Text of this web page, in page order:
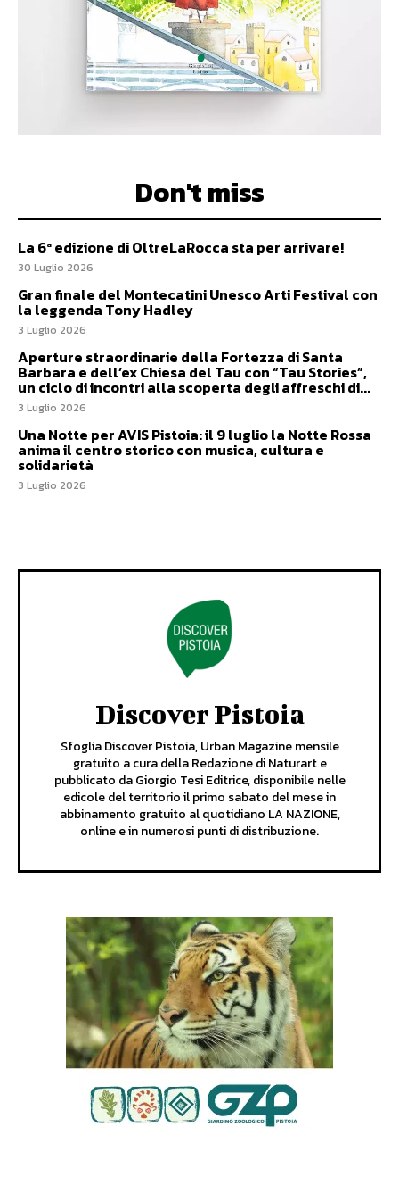
Don't miss
La 6ª edizione di OltreLaRocca sta per arrivare!
30 Luglio 2026
Gran finale del Montecatini Unesco Arti Festival con
la leggenda Tony Hadley
3 Luglio 2026
Aperture straordinarie della Fortezza di Santa
Barbara e dell’ex Chiesa del Tau con “Tau Stories”,
un ciclo di incontri alla scoperta degli affreschi di...
3 Luglio 2026
Una Notte per AVIS Pistoia: il 9 luglio la Notte Rossa
anima il centro storico con musica, cultura e
solidarietà
3 Luglio 2026
Discover Pistoia
Sfoglia Discover Pistoia, Urban Magazine mensile
gratuito a cura della Redazione di Naturart e
pubblicato da Giorgio Tesi Editrice, disponibile nelle
edicole del territorio il primo sabato del mese in
abbinamento gratuito al quotidiano LA NAZIONE,
online e in numerosi punti di distribuzione.